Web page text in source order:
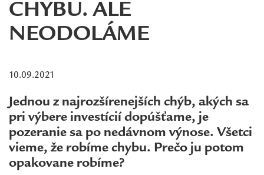
CHYBU. ALE
NEODOLÁME
10.09.2021
Jednou z najrozšírenejších chýb, akých sa
pri výbere investícií dopúšťame, je
pozeranie sa po nedávnom výnose. Všetci
vieme, že robíme chybu. Prečo ju potom
opakovane robíme?